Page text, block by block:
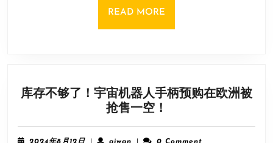
潜
机
会
很
大
READ MORE
库存不够了！宇宙机器人手柄预购在欧洲被
抢售一空！
存
不
2024 aiwan